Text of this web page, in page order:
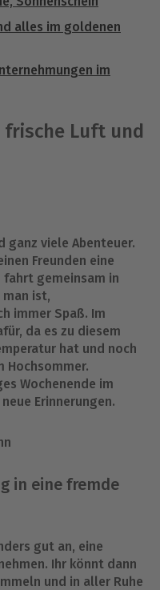
alles im goldenen
im
frische Luft und
ganz viele Abenteuer.
Freunden eine
fahrt gemeinsam in
man ist,
immer Spaß. Im
da es zu diesem
hat und noch
Hochsommer.
Wochenende im
Erinnerungen.
in eine fremde
gut an, eine
Ihr könnt dann
und in aller Ruhe